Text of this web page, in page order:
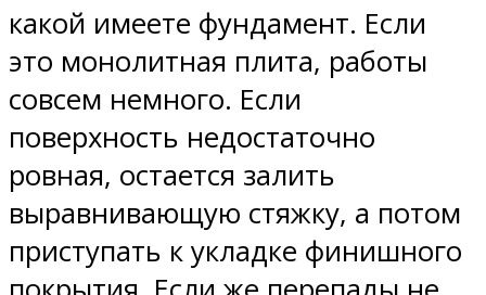
какой имеете фундамент. Если
это монолитная плита, работы
совсем немного. Если
поверхность недостаточно
ровная, остается залить
выравнивающую стяжку, а потом
приступать к укладке финишного